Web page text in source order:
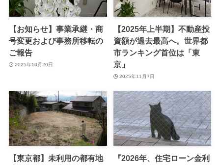
【お知らせ】事業承継・商
号変更および事務所移転の
ご報告
2025年10月20日
【2025年上半期】不動産投
資額が過去最高へ。世界都
市ランキング首位は「東
京」
2025年11月7日
【東京都】未利用の都有地
『2026年、住宅ローン金利